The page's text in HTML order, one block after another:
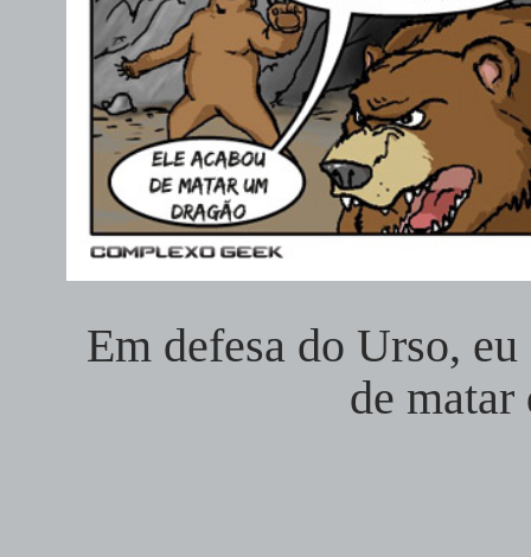
Em defesa do Urso,
de matar